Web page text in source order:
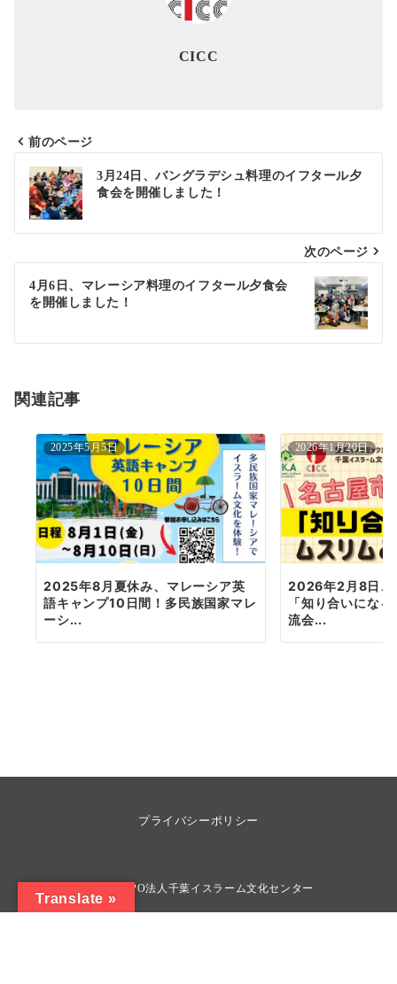
CICC
投
稿
ナ
ビ
ゲ
シ
ン
前のページ
3月24日、バングラデシュ料理のイフタール夕
食会を開催しました！
次のページ
4月6日、マレーシア料理のイフタール夕食会
を開催しました！
関連記事
2025年5月5日
2025年8月夏休み、マレーシア英
語キャンプ10日間！多民族国家マレ
ーシ...
2026年1月20日
2026年2月8日、
「知り合いにな
流会...
プライバシーポリシー
NPO法人千葉イスラーム文化センター
Translate »